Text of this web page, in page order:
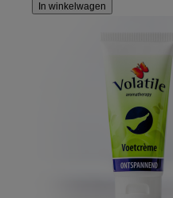
In winkelwagen